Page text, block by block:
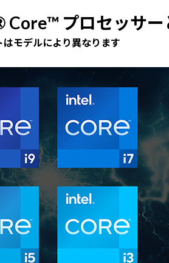
Core™ プロセッサ
モデルにより異なります